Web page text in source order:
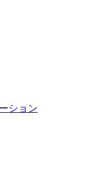
ション